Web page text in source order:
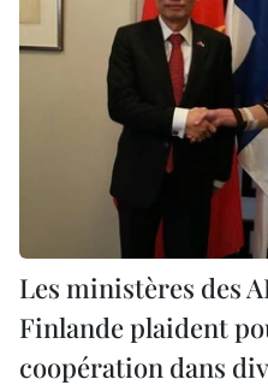
Les ministères des
Finlande plaident
coopération dans